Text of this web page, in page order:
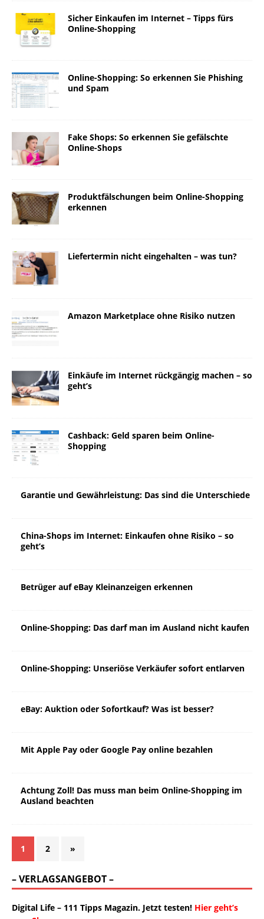
Sicher Einkaufen im Internet – Tipps fürs
Online-Shopping
Online-Shopping: So erkennen Sie Phishing
und Spam
Fake Shops: So erkennen Sie gefälschte
Online-Shops
Produktfälschungen beim Online-Shopping
erkennen
Liefertermin nicht eingehalten – was tun?
Amazon Marketplace ohne Risiko nutzen
Einkäufe im Internet rückgängig machen – so
geht’s
Cashback: Geld sparen beim Online-
Shopping
Garantie und Gewährleistung: Das sind die Unterschiede
China-Shops im Internet: Einkaufen ohne Risiko – so
geht’s
Betrüger auf eBay Kleinanzeigen erkennen
Online-Shopping: Das darf man im Ausland nicht kaufen
Online-Shopping: Unseriöse Verkäufer sofort entlarven
eBay: Auktion oder Sofortkauf? Was ist besser?
Mit Apple Pay oder Google Pay online bezahlen
Achtung Zoll! Das muss man beim Online-Shopping im
Ausland beachten
1 2 »
– VERLAGSANGEBOT –
Digital Life – 111 Tipps Magazin. Jetzt testen! Hier geht’s